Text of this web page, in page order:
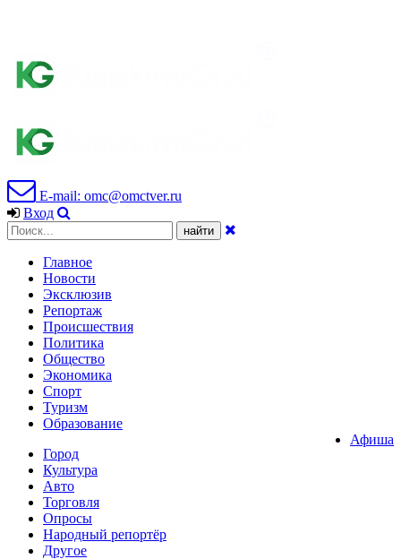
E-mail: omc@omctver.ru
Вход
Главное
Новости
Эксклюзив
Репортаж
Происшествия
Политика
Общество
Экономика
Спорт
Туризм
Образование
Афиша
Город
Культура
Авто
Торговля
Опросы
Народный репортёр
Другое